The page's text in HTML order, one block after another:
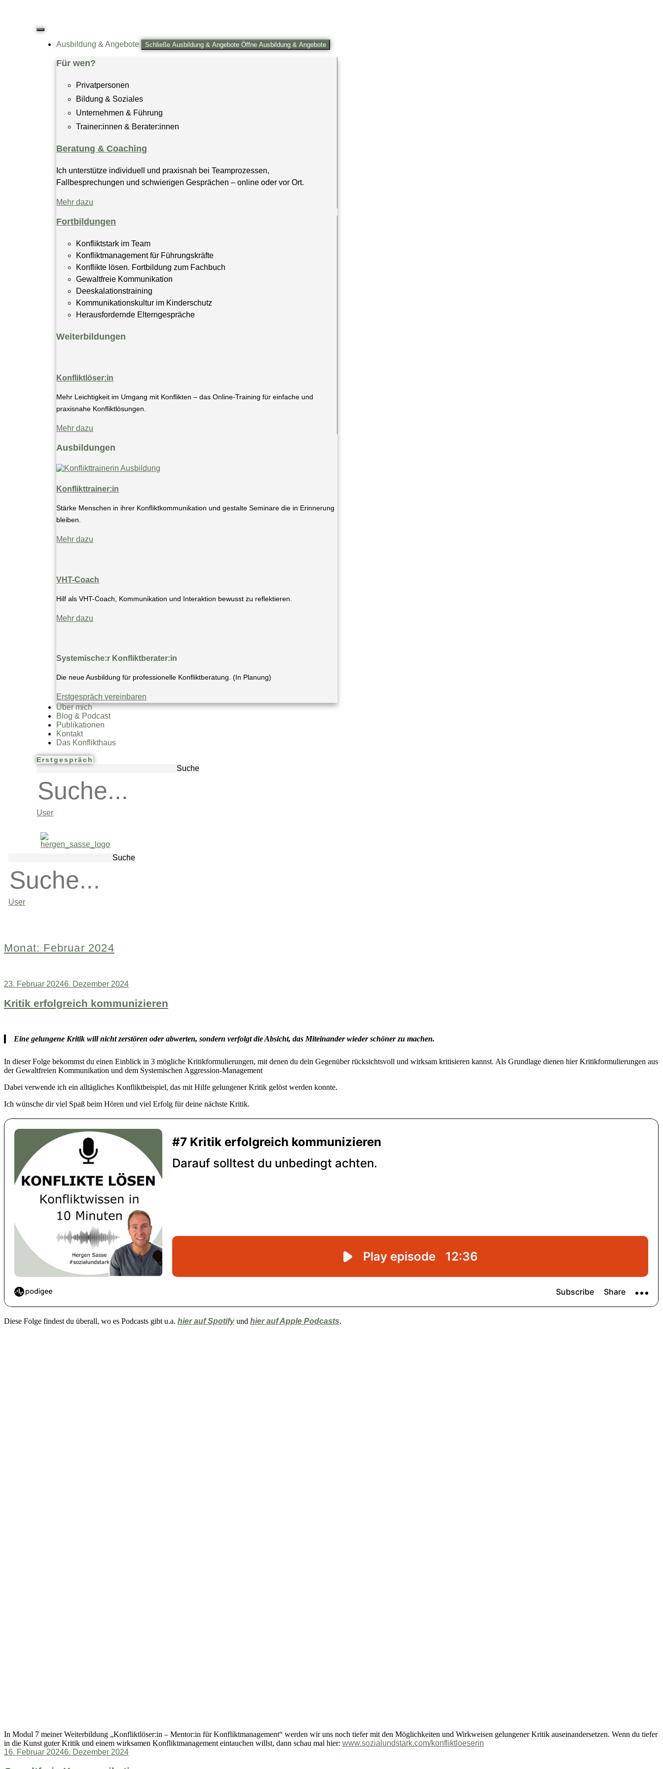
Ausbildung & Angebote Schließe Ausbildung & Angebote Öffne Ausbildung & Angebote
Für wen?
Privatpersonen
Bildung & Soziales
Unternehmen & Führung
Trainer:innen & Berater:innen
Beratung & Coaching
Ich unterstütze individuell und praxisnah bei Teamprozessen,
Fallbesprechungen und schwierigen Gesprächen – online oder vor Ort.
Mehr dazu
Fortbildungen
Konfliktstark im Team
Konfliktmanagement für Führungskräfte
Konflikte lösen. Fortbildung zum Fachbuch
Gewaltfreie Kommunikation
Deeskalationstraining
Kommunikationskultur im Kinderschutz
Herausfordernde Elterngespräche
Weiterbildungen
Konfliktlöser:in
Mehr Leichtigkeit im Umgang mit Konflikten – das Online-Training für einfache und
praxisnahe Konfliktlösungen.​
Mehr dazu
Ausbildungen
Konflikttrainer:in
Stärke Menschen in ihrer Konfliktkommunikation und gestalte Seminare die in Erinnerung
bleiben.
Mehr dazu
VHT-Coach
Hilf als VHT-Coach, Kommunikation und Interaktion bewusst zu reflektieren.
Mehr dazu
Systemische:r Konfliktberater:in
Die neue Ausbildung für professionelle Konfliktberatung. (In Planung)
Erstgespräch vereinbaren
Über mich
Blog & Podcast
Publikationen
Kontakt
Das Konflikthaus
Erstgespräch
Suche
User
Suche
User
Monat: Februar 2024
Veröffentlicht
23. Februar 20246. Dezember 2024
Kritik erfolgreich kommunizieren
Eine gelungene Kritik will nicht zerstören oder abwerten, sondern verfolgt die Absicht, das Miteinander wieder schöner zu machen.
In dieser Folge bekommst du einen Einblick in 3 mögliche Kritikformulierungen, mit denen du dein Gegenüber rücksichtsvoll und wirksam kritisieren kannst. Als Grundlage dienen hier Kritikformulierungen aus
der Gewaltfreien Kommunikation und dem Systemischen Aggression-Management
Dabei verwende ich ein alltägliches Konfliktbeispiel, das mit Hilfe gelungener Kritik gelöst werden konnte.
Ich wünsche dir viel Spaß beim Hören und viel Erfolg für deine nächste Kritik.
Diese Folge findest du überall, wo es Podcasts gibt u.a. hier auf Spotifyund hier auf Apple Podcasts.
In Modul 7 meiner Weiterbildung „Konfliktlöser:in – Mentor:in für Konfliktmanagement“ werden wir uns noch tiefer mit den Möglichkeiten und Wirkweisen gelungener Kritik auseinandersetzen. Wenn du tiefer
in die Kunst guter Kritik und einem wirksamen Konfliktmanagement eintauchen willst, dann schau mal hier: www.sozialundstark.com/konfliktloeserin
Veröffentlicht
16. Februar 20246. Dezember 2024